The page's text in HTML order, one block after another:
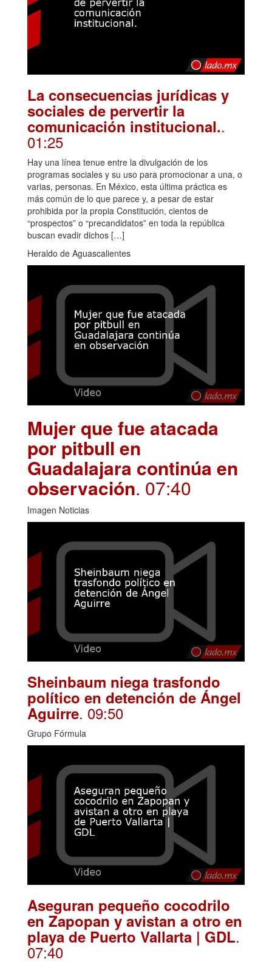
La consecuencias jurídicas y
sociales de pervertir la
comunicación institucional..
01:25
Hay una línea tenue entre la divulgación de los
programas sociales y su uso para promocionar a una, o
varias, personas. En México, esta última práctica es
más común de lo que parece y, a pesar de estar
prohibida por la propia Constitución, cientos de
“prospectos” o “precandidatos” en toda la república
buscan evadir dichos […]
Heraldo de Aguascalientes
Mujer que fue atacada
por pitbull en
Guadalajara continúa en
observación. 07:40
Imagen Noticias
Sheinbaum niega trasfondo
político en detención de Ángel
Aguirre. 09:50
Grupo Fórmula
Aseguran pequeño cocodrilo
en Zapopan y avistan a otro en
playa de Puerto Vallarta | GDL.
07:40